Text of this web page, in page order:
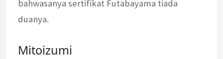
bahwasanya sertifikat Futabayama tiada
duanya.
Mitoizumi